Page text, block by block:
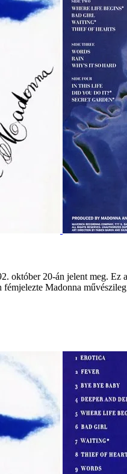
október 20-án jelent meg.
Madonna